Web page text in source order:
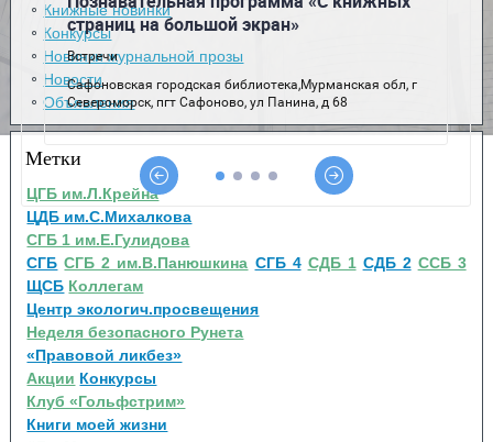
Книжные новинки
Конкурсы
Новинки журнальной прозы
Новости
Объявления
Метки
ЦГБ им.Л.Крейна
ЦДБ им.С.Михалкова
СГБ 1 им.Е.Гулидова
СГБ СГБ 2 им.В.Панюшкина СГБ 4 СДБ 1 СДБ 2 ССБ 3
ЩСБ Коллегам
Центр экологич.просвещения
Неделя безопасного Рунета
«Правовой ликбез»
Акции Конкурсы
Клуб «Гольфстрим»
Книги моей жизни